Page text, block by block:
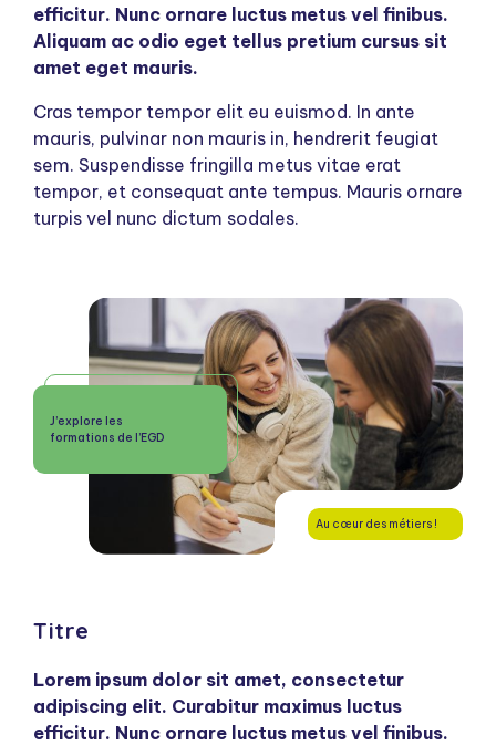
efficitur. Nunc ornare luctus metus vel finibus.
Aliquam ac odio eget tellus pretium cursus sit
amet eget mauris.
Cras tempor tempor elit eu euismod. In ante
mauris, pulvinar non mauris in, hendrerit feugiat
sem. Suspendisse fringilla metus vitae erat
tempor, et consequat ante tempus. Mauris ornare
turpis vel nunc dictum sodales.
Au cœur des métiers !
J’explore les
formations de l’EGD
Titre
Lorem ipsum dolor sit amet, consectetur
adipiscing elit. Curabitur maximus luctus
efficitur. Nunc ornare luctus metus vel finibus.